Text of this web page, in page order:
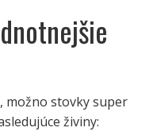
možno stovky super
živiny: